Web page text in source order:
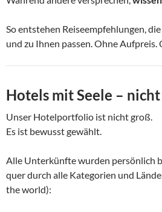
So entstehen Reiseempfehlungen,
und zu Ihnen passen. Ohne Aufpreis.
Hotels mit Seele –
Unser Hotelportfolio ist nicht groß.
Es ist bewusst gewählt.
Alle Unterkünfte wurden persönlich
quer durch alle Kategorien und
the world):